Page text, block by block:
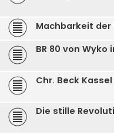
Machbarkeit der
BR 80 von Wyko
Chr. Beck
Die stille